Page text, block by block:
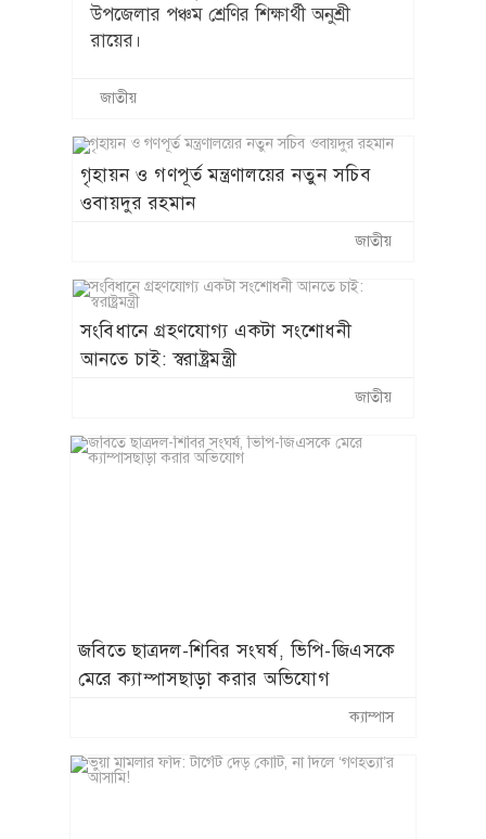
উপজেলার পঞ্চম শ্রেণির শিক্ষার্থী অনুশ্রী
রায়ের।
জাতীয়
গৃহায়ন ও গণপূর্ত মন্ত্রণালয়ের নতুন সচিব
ওবায়দুর রহমান
জাতীয়
সংবিধানে গ্রহণযোগ্য একটা সংশোধনী
আনতে চাই: স্বরাষ্ট্রমন্ত্রী
জাতীয়
জবিতে ছাত্রদল-শিবির সংঘর্ষ, ভিপি-জিএসকে
মেরে ক্যাম্পাসছাড়া করার অভিযোগ
ক্যাম্পাস